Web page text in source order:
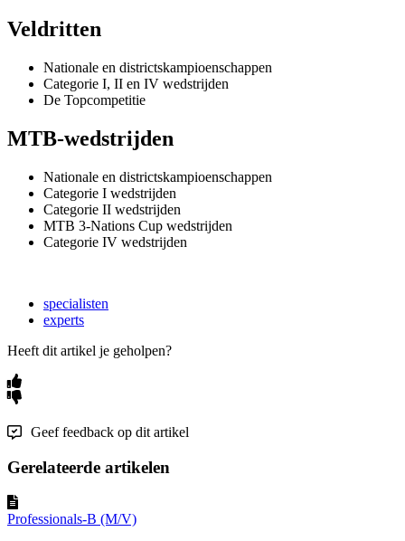
Veldritten
Nationale en districtskampioenschappen
Categorie I, II en IV wedstrijden
De Topcompetitie
MTB-wedstrijden
Nationale en districtskampioenschappen
Categorie I wedstrijden
Categorie II wedstrijden
MTB 3-Nations Cup wedstrijden
Categorie IV wedstrijden
specialisten
experts
Heeft dit artikel je geholpen?
Geef feedback op dit artikel
Gerelateerde artikelen
Professionals-B (M/V)